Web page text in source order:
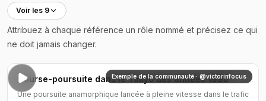
Voir les 9
Attribuez à chaque référence un rôle nommé et précisez ce qui
ne doit jamais changer.
Exemple de la communauté · @victorinfocus
Course-poursuite dans le Tokyo des années 1990
Une poursuite anamorphique lancée à pleine vitesse dans le trafic